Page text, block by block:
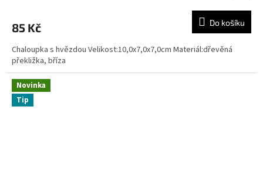
85 Kč Do košíku
Chaloupka s hvězdou Velikost:10,0x7,0x7,0cm Materiál:dřevěná
překližka, bříza
Novinka
Tip